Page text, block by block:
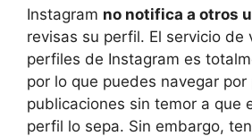
Instagram no notifica a otros
revisas su perfil. El servicio de
perfiles de Instagram es
por lo ⁣que puedes navegar
publicaciones sin temor a que​
perfil lo sepa. Sin embargo,